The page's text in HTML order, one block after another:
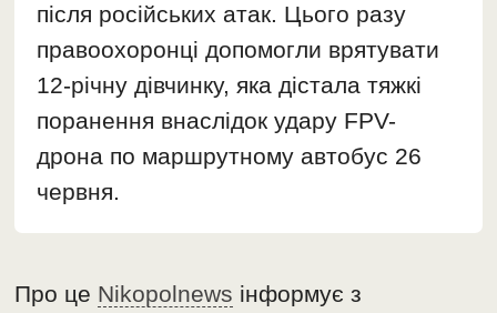
після російських атак. Цього разу
правоохоронці допомогли врятувати
12-річну дівчинку, яка дістала тяжкі
поранення внаслідок удару FPV-
дрона по маршрутному автобус 26
червня.
Про це Nikopolnews інформує з